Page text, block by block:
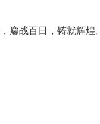
鏖战百日，铸就辉煌。